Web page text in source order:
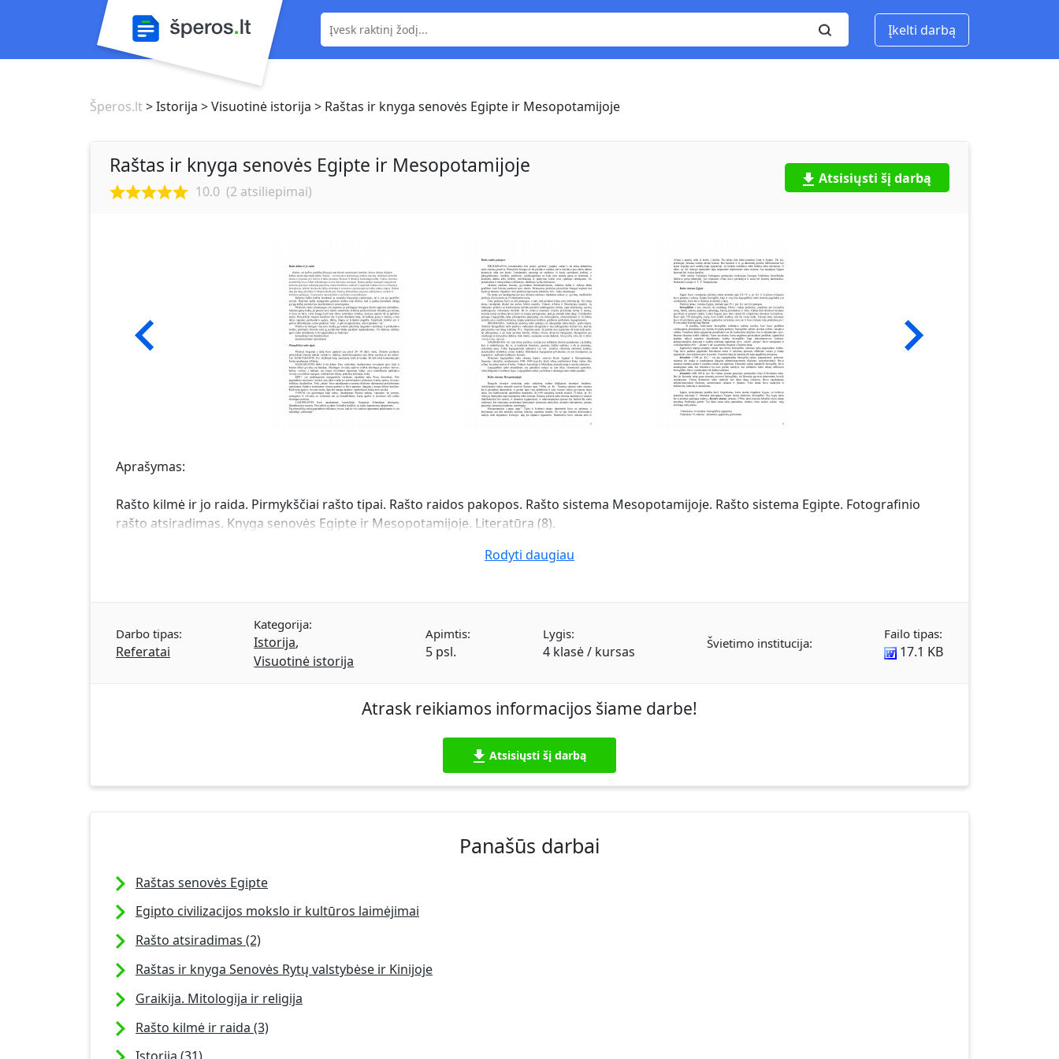
Įkelti darbą
Šperos.lt> Istorija > Visuotinė istorija > Raštas ir knyga senovės Egipte ir Mesopotamijoje
Raštas ir knyga senovės Egipte ir Mesopotamijoje
10.0 (2 atsiliepimai)
Atsisiųsti šį darbą
Aprašymas:
Rašto kilmė ir jo raida. Pirmykščiai rašto tipai. Rašto raidos pakopos. Rašto sistema Mesopotamijoje. Rašto sistema Egipte. Fotografinio
rašto atsiradimas. Knyga senovės Egipte ir Mesopotamijoje. Literatūra (8).
Rodyti daugiau
Darbo tipas:
Referatai
Kategorija:
Istorija,
Visuotinė istorija
Apimtis:
5 psl.
Lygis:
4 klasė / kursas Švietimo institucija:
Failo tipas:
17.1 KB
Atrask reikiamos informacijos šiame darbe!
Atsisiųsti šį darbą
Panašūs darbai
Raštas senovės Egipte
Egipto civilizacijos mokslo ir kultūros laimėjimai
Rašto atsiradimas (2)
Raštas ir knyga Senovės Rytų valstybėse ir Kinijoje
Graikija. Mitologija ir religija
Rašto kilmė ir raida (3)